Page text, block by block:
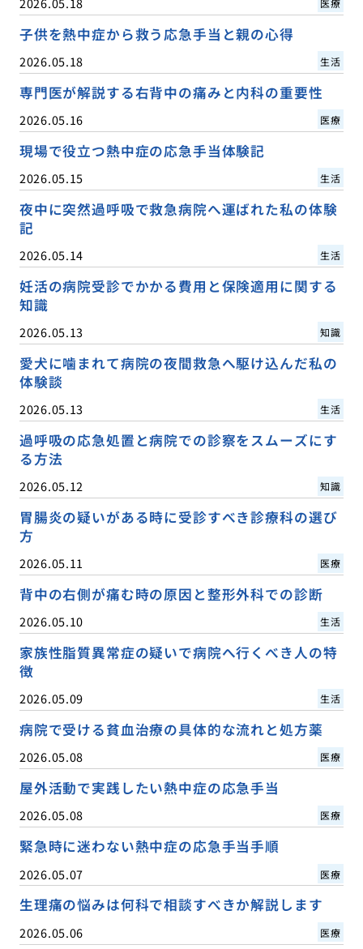
子供を熱中症から救う応急手当と親の心得
2026.05.18 生活
専門医が解説する右背中の痛みと内科の重要性
2026.05.16 医療
現場で役立つ熱中症の応急手当体験記
2026.05.15 生活
夜中に突然過呼吸で救急病院へ運ばれた私の体験
記
2026.05.14 生活
妊活の病院受診でかかる費用と保険適用に関する
知識
2026.05.13 知識
愛犬に噛まれて病院の夜間救急へ駆け込んだ私の
体験談
2026.05.13 生活
過呼吸の応急処置と病院での診察をスムーズにす
る方法
2026.05.12 知識
胃腸炎の疑いがある時に受診すべき診療科の選び
方
2026.05.11 医療
背中の右側が痛む時の原因と整形外科での診断
2026.05.10 生活
家族性脂質異常症の疑いで病院へ行くべき人の特
徴
2026.05.09 生活
病院で受ける貧血治療の具体的な流れと処方薬
2026.05.08 医療
屋外活動で実践したい熱中症の応急手当
2026.05.08 医療
緊急時に迷わない熱中症の応急手当手順
2026.05.07 医療
生理痛の悩みは何科で相談すべきか解説します
2026.05.06 医療